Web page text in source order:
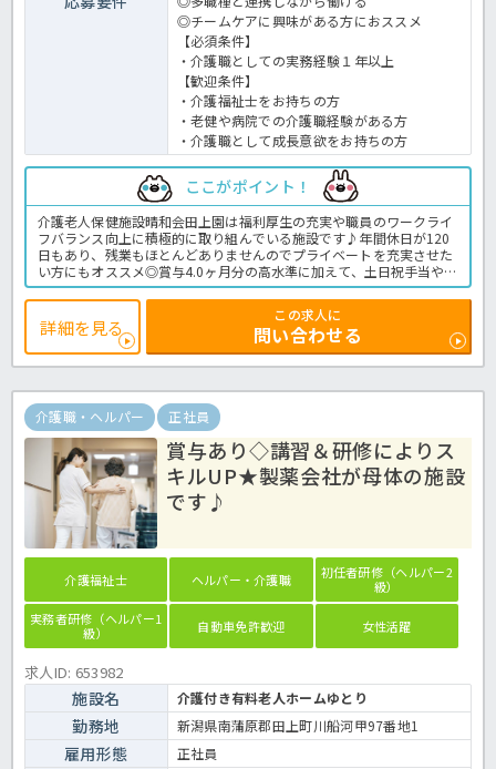
◎チームケアに興味がある方におススメ
【必須条件】
・介護職としての実務経験１年以上
【歓迎条件】
・介護福祉士をお持ちの方
・老健や病院での介護職経験がある方
・介護職として成長意欲をお持ちの方
ここがポイント！
介護老人保健施設晴和会田上園は福利厚生の充実や職員のワークライ
フバランス向上に積極的に取り組んでいる施設です♪年間休日が120
日もあり、残業もほとんどありませんのでプライベートを充実させた
い方にもオススメ◎賞与4.0ヶ月分の高水準に加えて、土日祝手当や住
宅手当が一律支給なのも魅力的★頑張り次第で月収25万円以上も目指
すことができますよ！さらに資格取得支援制度や職員のキャリアサポ
ートも考えてくれるので、ご自身の描くキャリアを実現できますよ！
活気があり、多職種とのチームワークも抜群！ご興味のある方は気軽
にほっ介護までお問合せ下さいね。老健での介護業務全般です。
＜介護職 正職員 老健の求人＞
詳細を見る
この求人に
問い合わせる
介護職・ヘルパー 正社員
賞与あり◇講習＆研修によりス
キルUP★製薬会社が母体の施設
です♪
介護福祉士 ヘルパー・介護職
初任者研修（ヘルパー2
級）
実務者研修（ヘルパー1
級）
自動車免許歓迎 女性活躍
求人ID: 653982
施設名 介護付き有料老人ホームゆとり
勤務地 新潟県南蒲原郡田上町川船河甲97番地1
雇用形態 正社員